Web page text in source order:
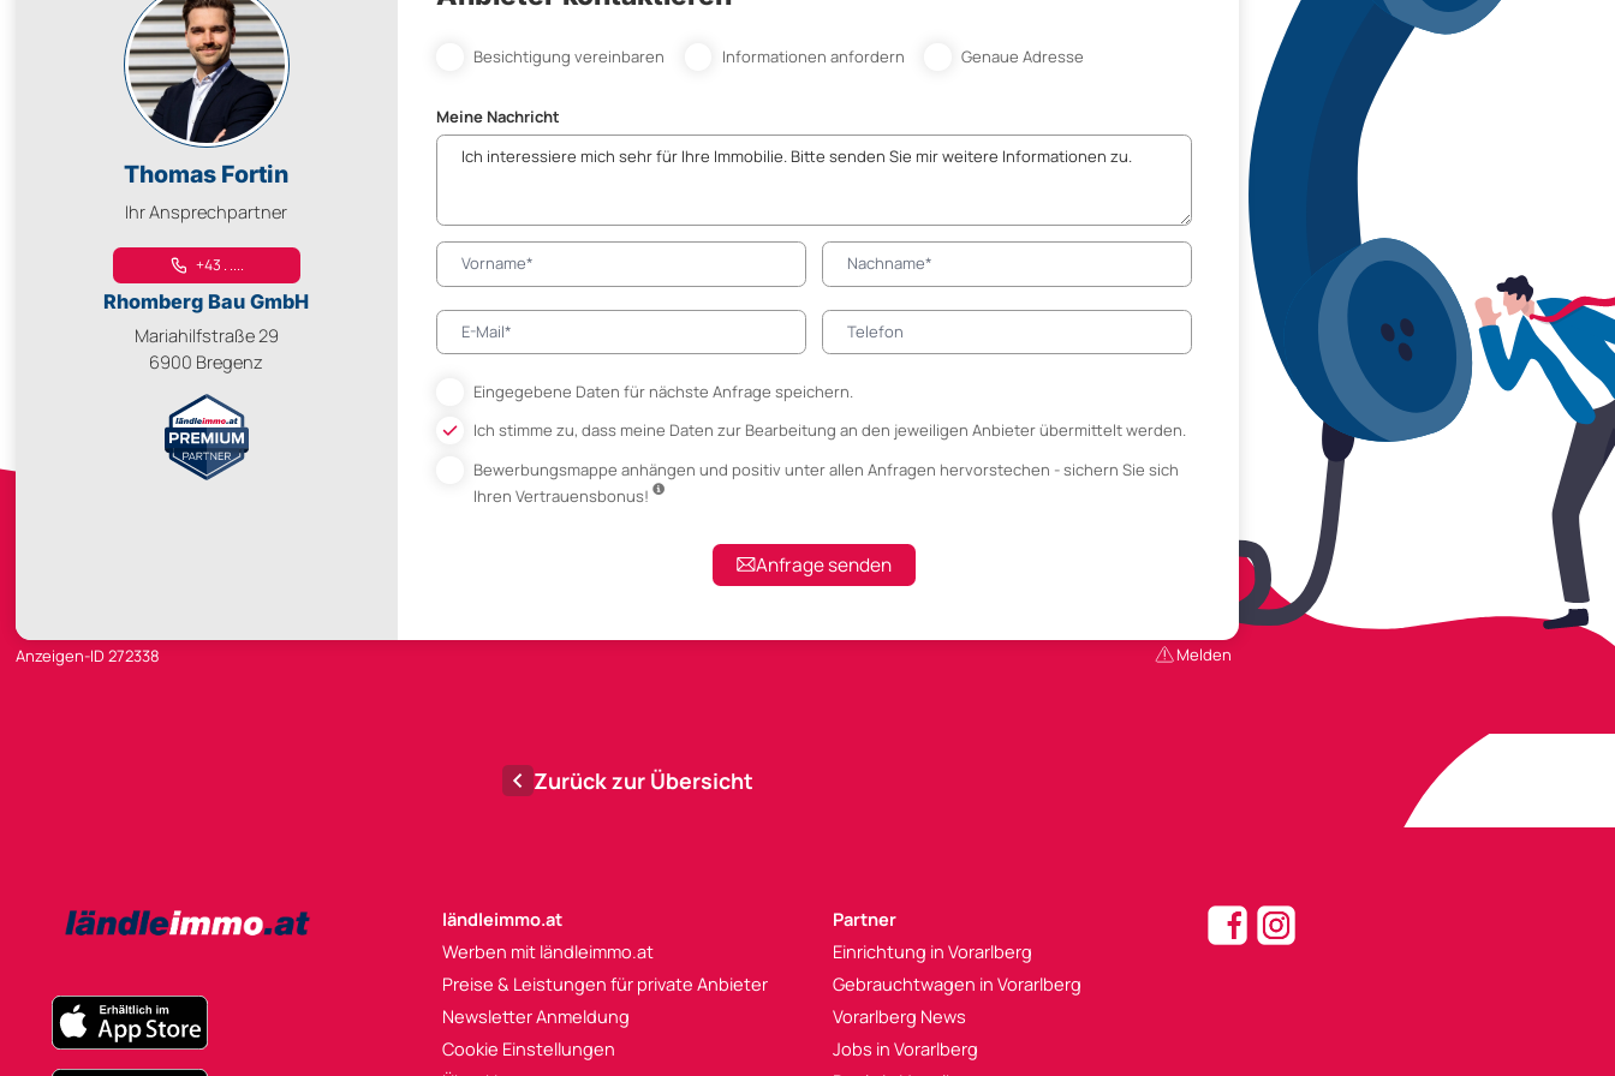
Thomas Fortin
Ihr Ansprechpartner
+43 . ....
Rhomberg Bau GmbH
Mariahilfstraße 29
6900 Bregenz
Besichtigung vereinbaren Informationen anfordern Genaue Adresse
Meine Nachricht
Eingegebene Daten für nächste Anfrage speichern.
Ich stimme zu, dass meine Daten zur Bearbeitung an den jeweiligen Anbieter übermittelt werden.
Bewerbungsmappe anhängenund positiv unter allen Anfragen hervorstechen - sichern Sie sich
Ihren Vertrauensbonus!
Anfrage senden
Anzeigen-ID 272338 Melden
Zurück zur Übersicht
ländleimmo.at
Werben mit ländleimmo.at
Preise & Leistungen für private Anbieter
Newsletter Anmeldung
Cookie Einstellungen
Partner
Einrichtung in Vorarlberg
Gebrauchtwagen in Vorarlberg
Vorarlberg News
Jobs in Vorarlberg